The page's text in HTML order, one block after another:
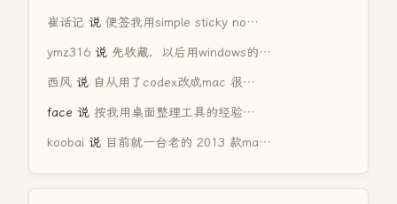
崔话记 说 便签我用simple sticky no…
ymz316 说 先收藏，以后用windows的…
西风 说 自从用了codex改成mac 很…
face 说 按我用桌面整理工具的经验…
koobai 说 目前就一台老的 2013 款ma…